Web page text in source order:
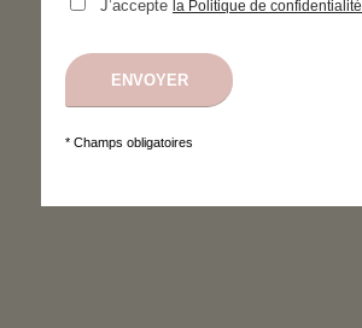
J’accepte la Politique de confidentialité
* Champs obligatoires